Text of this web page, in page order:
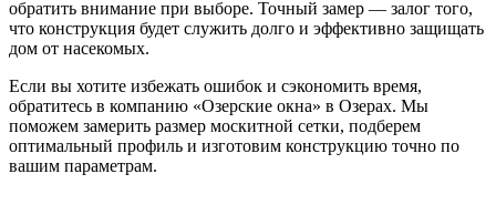
обратить внимание при выборе. Точный замер — залог того,
что конструкция будет служить долго и эффективно защищать
дом от насекомых.
Если вы хотите избежать ошибок и сэкономить время,
обратитесь в компанию «Озерские окна» в Озерах. Мы
поможем замерить размер москитной сетки, подберем
оптимальный профиль и изготовим конструкцию точно по
вашим параметрам.